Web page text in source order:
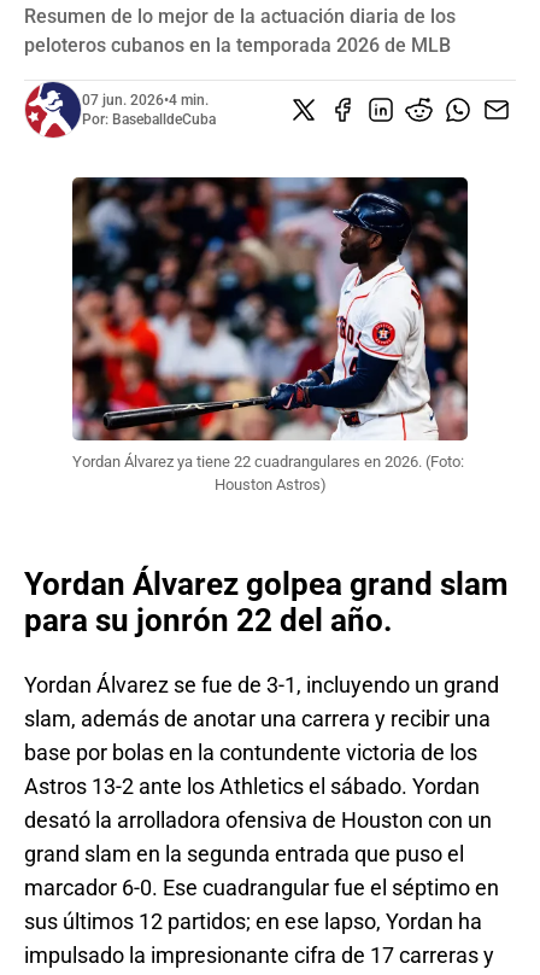
Resumen de lo mejor de la actuación diaria de los
peloteros cubanos en la temporada 2026 de MLB
07 jun. 2026•4 min.
Por: BaseballdeCuba
Yordan Álvarez ya tiene 22 cuadrangulares en 2026. (Foto:
Houston Astros)
Yordan Álvarez golpea grand slam
para su jonrón 22 del año.
Yordan Álvarez se fue de 3-1, incluyendo un grand
slam, además de anotar una carrera y recibir una
base por bolas en la contundente victoria de los
Astros 13-2 ante los Athletics el sábado. Yordan
desató la arrolladora ofensiva de Houston con un
grand slam en la segunda entrada que puso el
marcador 6-0. Ese cuadrangular fue el séptimo en
sus últimos 12 partidos; en ese lapso, Yordan ha
impulsado la impresionante cifra de 17 carreras y